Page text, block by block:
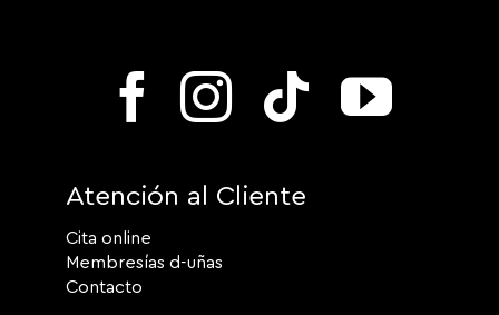
Atención al Cliente
Cita online
Membresías d-uñas
Contacto